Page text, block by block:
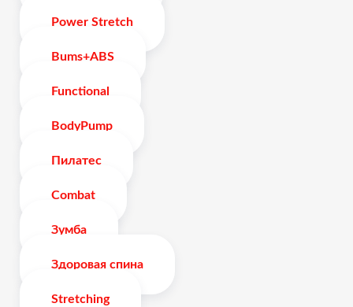
Power Stretch
Bums+ABS
Functional
BodyPump
Пилатес
Combat
Зумба
Здоровая спина
Stretching